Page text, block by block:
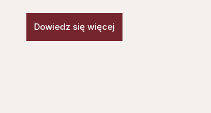
Dowiedz się więcej